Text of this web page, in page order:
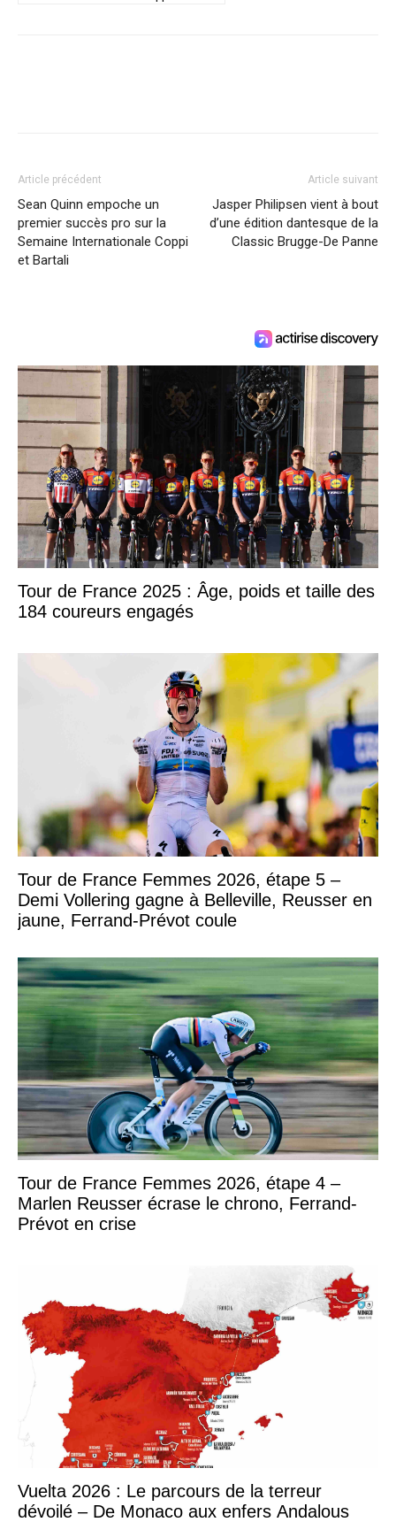
Article précédent
Sean Quinn empoche un
premier succès pro sur la
Semaine Internationale Coppi
et Bartali
Article suivant
Jasper Philipsen vient à bout
d’une édition dantesque de la
Classic Brugge-De Panne
Tour de France 2025 : Âge, poids et taille des
184 coureurs engagés
Tour de France Femmes 2026, étape 5 –
Demi Vollering gagne à Belleville, Reusser en
jaune, Ferrand-Prévot coule
Tour de France Femmes 2026, étape 4 –
Marlen Reusser écrase le chrono, Ferrand-
Prévot en crise
Vuelta 2026 : Le parcours de la terreur
dévoilé – De Monaco aux enfers Andalous